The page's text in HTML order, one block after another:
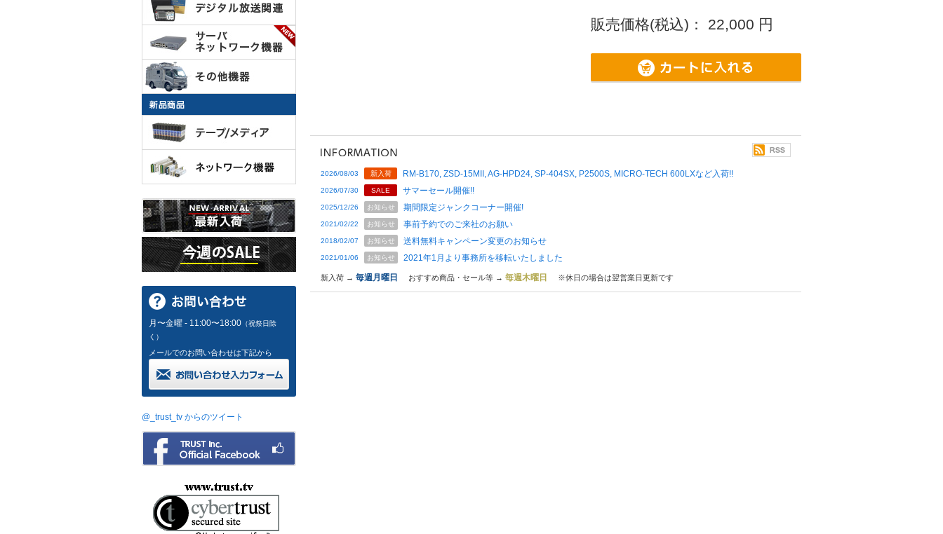
販売価格(税込)： 22,000 円
2026/08/03 新入荷 RM-B170, ZSD-15MII, AG-HPD24, SP-404SX, P2500S, MICRO-TECH 600LXなど入荷!!
2026/07/30 SALE サマーセール開催!!
2025/12/26 お知らせ 期間限定ジャンクコーナー開催!
2021/02/22 お知らせ 事前予約でのご来社のお願い
2018/02/07 お知らせ 送料無料キャンペーン変更のお知らせ
2021/01/06 お知らせ 2021年1月より事務所を移転いたしました
新入荷 → 毎週月曜日 おすすめ商品・セール等 → 毎週木曜日 ※休日の場合は翌営業日更新です
月〜金曜 - 11:00〜18:00 （祝祭日除
く）
メールでのお問い合わせは下記から
@_trust_tv からのツイート